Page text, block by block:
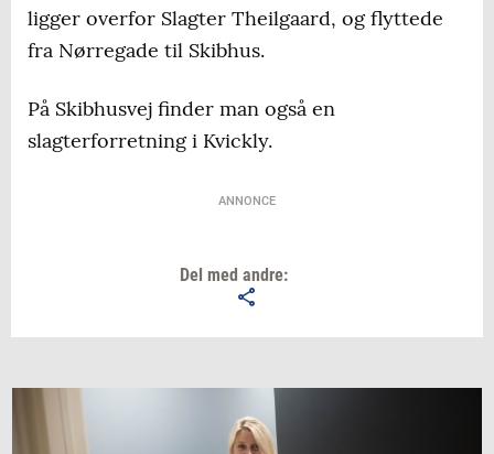
ligger overfor Slagter Theilgaard, og flyttede
fra Nørregade til Skibhus.
På Skibhusvej finder man også en
slagterforretning i Kvickly.
ANNONCE
Del med andre: